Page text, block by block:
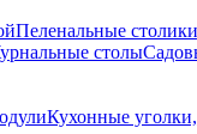
Пеленальные
столы
Кухонные